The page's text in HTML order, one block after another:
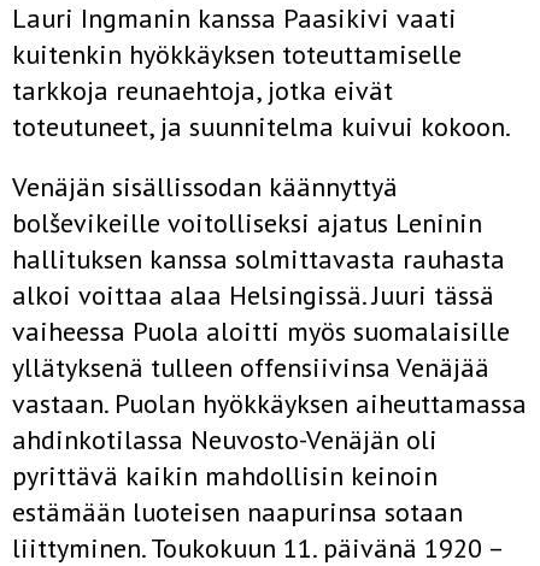
Lauri Ingmanin kanssa Paasikivi vaati
kuitenkin hyökkäyksen toteuttamiselle
tarkkoja reunaehtoja, jotka eivät
toteutuneet, ja suunnitelma kuivui kokoon.
Venäjän sisällissodan käännyttyä
bolševikeille voitolliseksi ajatus Leninin
hallituksen kanssa solmittavasta rauhasta
alkoi voittaa alaa Helsingissä. Juuri tässä
vaiheessa Puola aloitti myös suomalaisille
yllätyksenä tulleen offensiivinsa Venäjää
vastaan. Puolan hyökkäyksen aiheuttamassa
ahdinkotilassa Neuvosto-Venäjän oli
pyrittävä kaikin mahdollisin keinoin
estämään luoteisen naapurinsa sotaan
liittyminen. Toukokuun 11. päivänä 1920 –